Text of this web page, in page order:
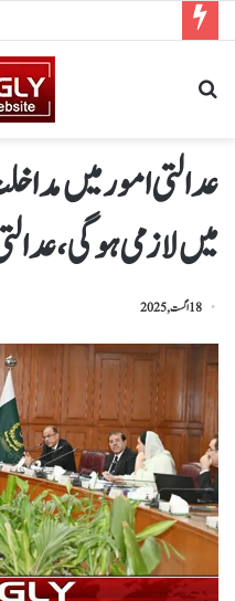
میں لازمی ہوگی،
18 اگست, 2025